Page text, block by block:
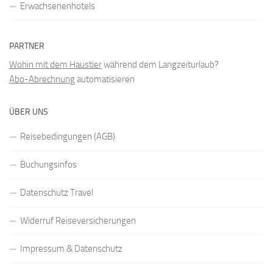
Erwachsenenhotels
PARTNER
Wohin mit dem Haustierwährend dem Langzeiturlaub?
Abo-Abrechnungautomatisieren
ÜBER UNS
Reisebedingungen (AGB)
Buchungsinfos
Datenschutz Travel
Widerruf Reiseversicherungen
Impressum & Datenschutz